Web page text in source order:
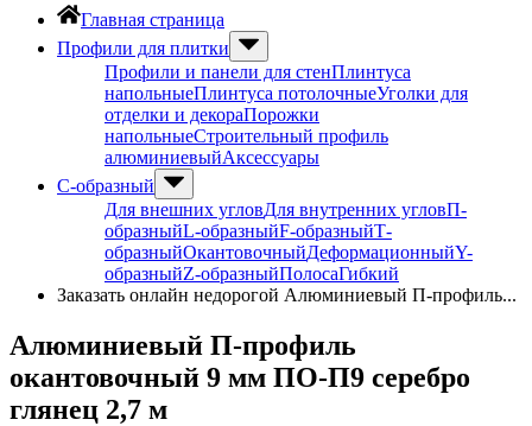
Главная страница
Профили для плитки
Профили и панели для стенПлинтуса
напольныеПлинтуса потолочныеУголки для
отделки и декораПорожки
напольныеСтроительный профиль
алюминиевыйАксессуары
С-образный
Для внешних угловДля внутренних угловП-
образныйL-образныйF-образныйТ-
образныйОкантовочныйДеформационныйY-
образныйZ-образныйПолосаГибкий
Заказать онлайн недорогой Алюминиевый П-профиль...
Алюминиевый П-профиль
окантовочный 9 мм ПО-П9 серебро
глянец 2,7 м